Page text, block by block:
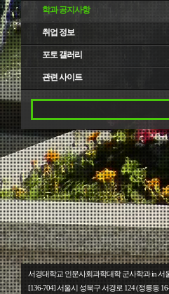
학과 공지사항
취업 정보
포토 갤러리
관련 사이트
서경대학교 인문사회과학대학 군사학과 in 서
[136-704] 서울시 성북구 서경로 124 (정릉동